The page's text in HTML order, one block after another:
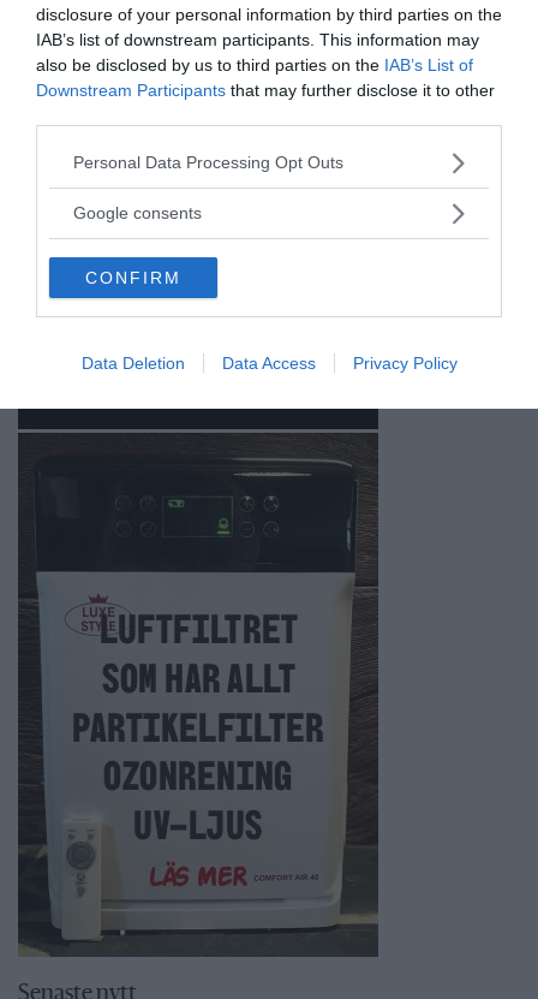
disclosure of your personal information by third parties on the
IAB’s list of downstream participants. This information may
also be disclosed by us to third parties on the IAB’s List of
Downstream Participants that may further disclose it to other
Please note that this website/app uses one or more Google
not limited to your visit or usage behaviour. You may click to
use your data for below specified purposes in below Google
consent section.
Personal Data Processing Opt Outs
Google consents
CONFIRM
Data Deletion Data Access Privacy Policy
Senaste nytt